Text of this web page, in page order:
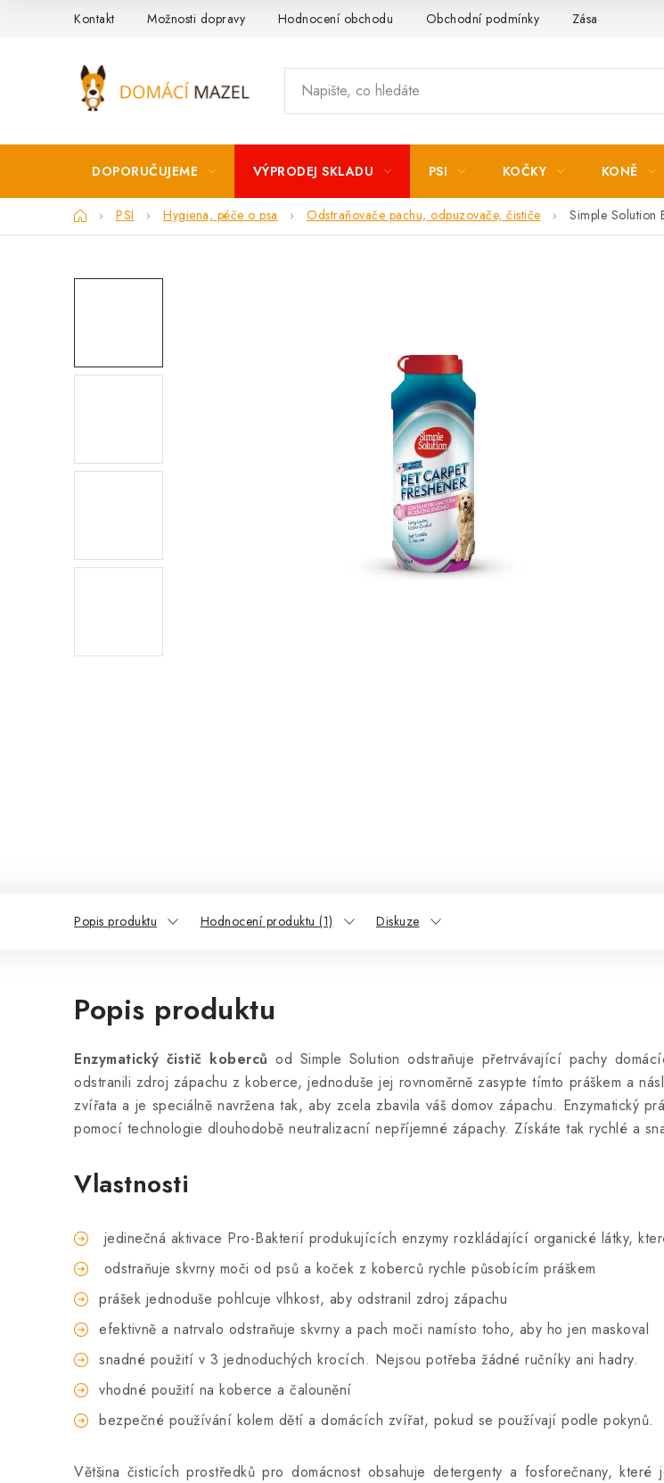
Kontakt Možnosti dopravy Hodnocení obchodu Obchodní podmínky Zásady
DOPORUČUJEME VÝPRODEJ SKLADU PSI KOČKY KONĚ
DomůPSI Hygiena, péče o psa Odstraňovače pachu, odpuzovače, čističe Simple Solution
Popis produktu Hodnocení produktu (1) Diskuze
Popis produktu
Enzymatický čistič koberců od Simple Solution odstraňuje přetrvávající pachy
odstranili zdroj zápachu z koberce, jednoduše jej rovnoměrně zasypte tímto práškem a
zvířata a je speciálně navržena tak, aby zcela zbavila váš domov zápachu. Enzymatický
pomocí technologie dlouhodobě neutralizacní nepříjemné zápachy. Získáte tak rychlé a
Vlastnosti
jedinečná aktivace Pro-Bakterií produkujících enzymy rozkládající organické látky,
odstraňuje skvrny moči od psů a koček z koberců rychle působícím práškem
prášek jednoduše pohlcuje vlhkost, aby odstranil zdroj zápachu
efektivně a natrvalo odstraňuje skvrny a pach moči namísto toho, aby ho jen maskoval
snadné použití v 3 jednoduchých krocích. Nejsou potřeba žádné ručníky ani hadry.
vhodné použití na koberce a čalounění
bezpečné používání kolem dětí a domácích zvířat, pokud se používají podle pokynů.
Většina čisticích prostředků pro domácnost obsahuje detergenty a fosforečnany,